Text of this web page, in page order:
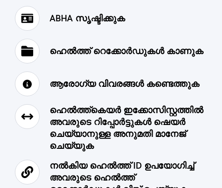
ABHA സൃഷ്ടിക്കുക
ഹെൽത്ത് റെക്കോർഡുകൾ കാണുക
ആരോഗ്യ വിവരങ്ങൾ കണ്ടെത്തുക
ഹെൽത്ത്കെയർ ഇക്കോസിസ്റ്റത്തില്‍
അവരുടെ റിപ്പോർട്ടുകൾ ഷെയർ
ചെയ്യാനുള്ള അനുമതി മാനേജ്
ചെയ്യുക
നൽകിയ ഹെൽത്ത് ID ഉപയോഗിച്ച്
അവരുടെ ഹെൽത്ത്